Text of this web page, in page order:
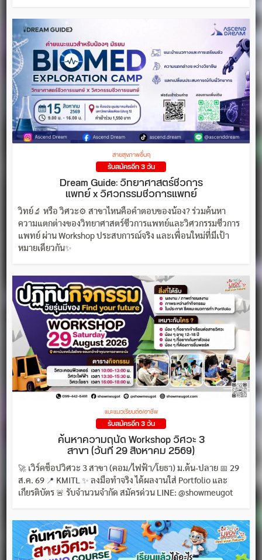
สายสุขภาพอื่นๆ
รับสมัครอีก 3 วัน
Dream Guide: วิทยาศาสตร์ชีวการ
แพทย์ x วิศวกรรมชีวการแพทย์
วิทย์🔬 หรือ วิศวะ⚙️ สาขาไหนคือคำตอบของน้อง? ร่วมค้นหา
ความแตกต่างของวิทยาศาสตร์ชีวการแพทย์และวิศวกรรมชีวการ
แพทย์ ผ่าน Workshop ประสบการณ์จริง และเพื่อนใหม่ที่มีเป้า
หมายเดียวกัน✨
แนะแนวเรียนต่อ/อาชีพ
รับสมัครอีก 3 วัน
ค้นหาความถนัด Workshop วิศวะ 3
สาขา (วันที่ 29 สิงหาคม 2569)
🚀 เวิร์คช็อปวิศวะ 3 สาขา (คอม/ไฟฟ้า/โยธา) ม.ต้น-ปลาย 📅 29
ส.ค. 69 📍 KMITL ✨ ลงมือทำจริง ได้ผลงานใส่ Portfolio และ
เกียรติบัตร 🚨 รับจำนวนจำกัด สมัครด่วน LINE: @showmeugot